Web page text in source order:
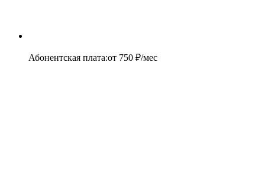
Абонентская плата:от 750 ₽/мес